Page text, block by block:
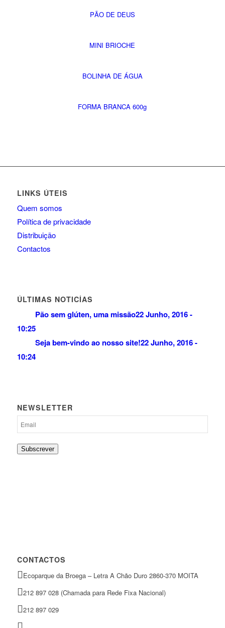
PÃO DE DEUS
MINI BRIOCHE
BOLINHA DE ÁGUA
FORMA BRANCA 600g
LINKS ÚTEIS
Quem somos
Política de privacidade
Distribuição
Contactos
ÚLTIMAS NOTICÍAS
Pão sem glúten, uma missão22 Junho, 2016 -
10:25
Seja bem-vindo ao nosso site!22 Junho, 2016 -
10:24
NEWSLETTER
Subscrever
CONTACTOS
Ecoparque da Broega – Letra A Chão Duro 2860-370 MOITA
212 897 028 (Chamada para Rede Fixa Nacional)
212 897 029